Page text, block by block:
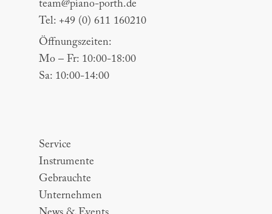
team@piano-porth.de
Tel: +49 (0) 611 160210
Öffnungszeiten:
Mo – Fr: 10:00-18:00
Sa: 10:00-14:00
Service
Instrumente
Gebrauchte
Unternehmen